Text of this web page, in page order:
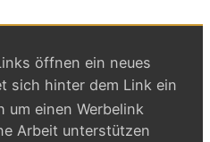
öffnen ein neues
sich hinter dem Link ein
um einen Werbelink
Arbeit unterstützen